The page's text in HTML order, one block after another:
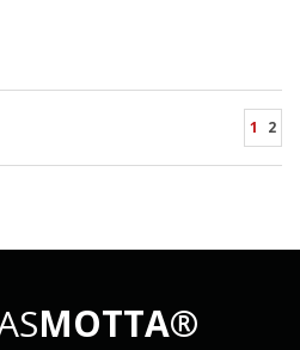
1 2
MOTTA®